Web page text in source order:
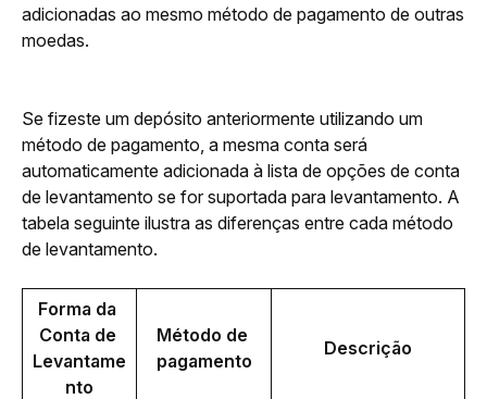
adicionadas ao mesmo método de pagamento de outras
moedas.
Se fizeste um depósito anteriormente utilizando um
método de pagamento, a mesma conta será
automaticamente adicionada à lista de opções de conta
de levantamento se for suportada para levantamento. A
tabela seguinte ilustra as diferenças entre cada método
de levantamento.
Forma da
Conta de
Levantame
nto
Método de
pagamento
Descrição